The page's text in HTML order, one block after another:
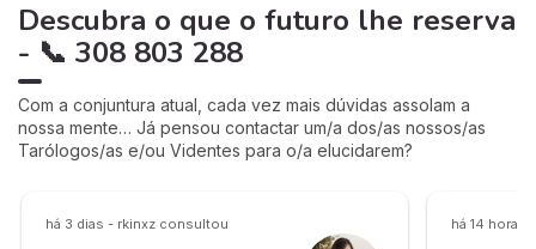
Descubra o que o futuro lhe reserva
- 📞 308 803 288
Com a conjuntura atual, cada vez mais dúvidas assolam a
nossa mente… Já pensou contactar um/a dos/as nossos/as
Tarólogos/as e/ou Videntes para o/a elucidarem?
há 3 dias - rkinxz consultou há 14 horas